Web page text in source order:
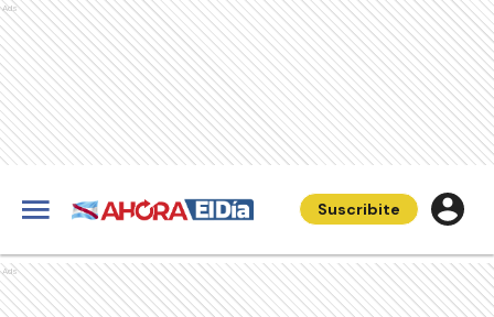
Ads
Suscribite
Ads